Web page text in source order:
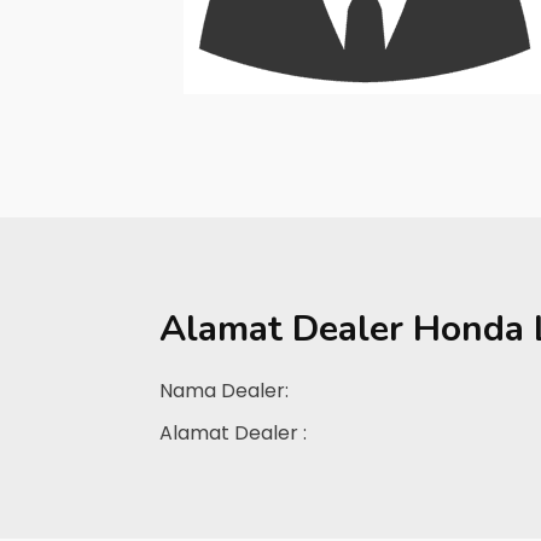
Alamat Dealer Honda
Nama Dealer:
Alamat Dealer :